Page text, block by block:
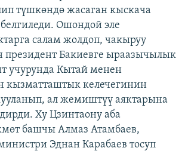
сайттары
түшкөндө жасаган кыскача
Ошондой эле
салам жолдоп, чакыруу
президент Бакиевге ыраазычылык
учурунда Кытай менен
кызматташтык келечегинин
ал жемиштүү аяктарына
Ху Цзинтаону аба
башчы Алмаз Атамбаев,
Эднан Карабаев тосуп